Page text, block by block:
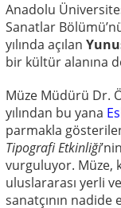
Anadolu
Sanatlar
yılında açılan
bir kültür alanına
Müze Müdürü Dr.
yılından bu yana
parmakla
Tipografi Etkinliği
vurguluyor. Müze,
uluslararası yerli
sanatçının nadide